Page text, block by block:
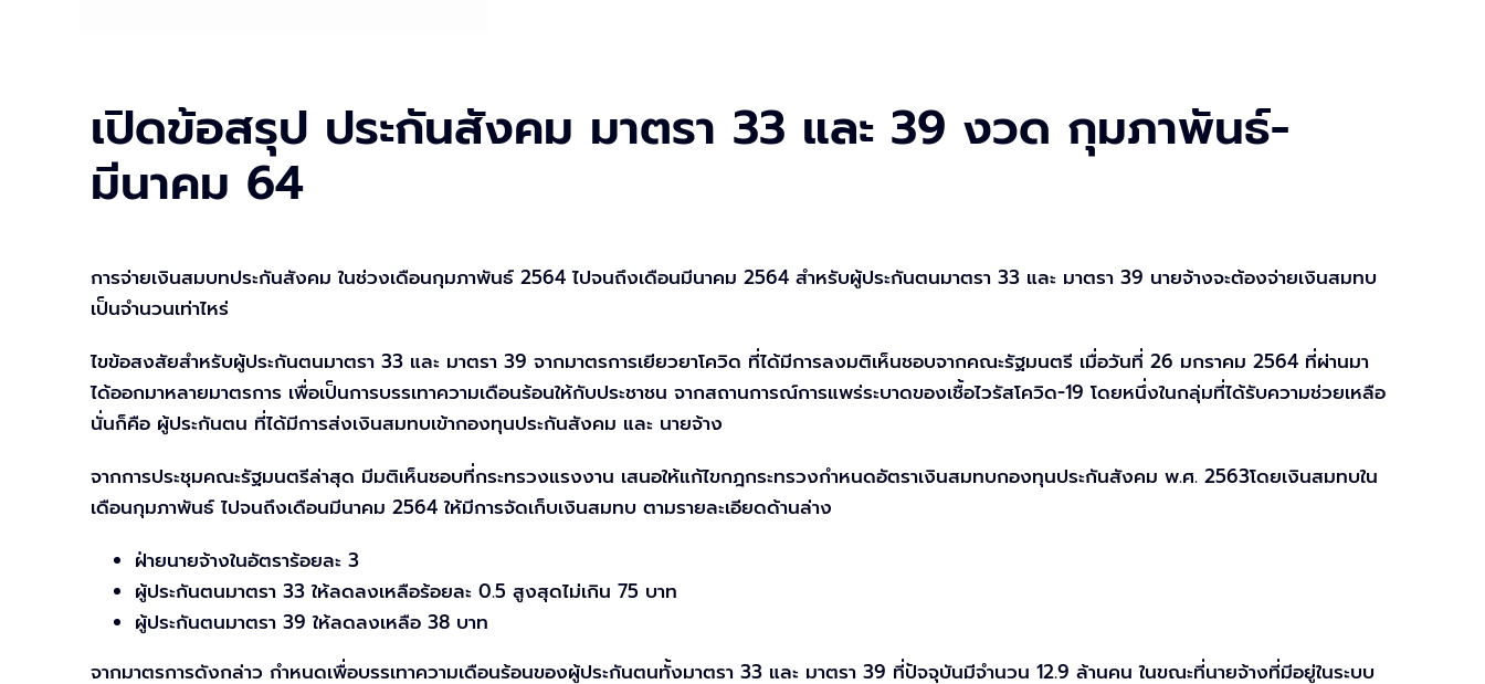
เปิดข้อสรุป ประกันสังคม มาตรา 33 และ 39 งวด กุมภาพันธ์-
มีนาคม 64
การจ่ายเงินสมบทประกันสังคม ในช่วงเดือนกุมภาพันธ์ 2564 ไปจนถึงเดือนมีนาคม 2564 สำหรับผู้ประกันตนมาตรา 33 และ มาตรา 39 นายจ้างจะต้องจ่ายเงินสมทบ
เป็นจำนวนเท่าไหร่
ไขข้อสงสัยสำหรับผู้ประกันตนมาตรา 33 และ มาตรา 39 จากมาตรการเยียวยาโควิด ที่ได้มีการลงมติเห็นชอบจากคณะรัฐมนตรี เมื่อวันที่ 26 มกราคม 2564 ที่ผ่านมา
ได้ออกมาหลายมาตรการ เพื่อเป็นการบรรเทาความเดือนร้อนให้กับประชาชน จากสถานการณ์การแพร่ระบาดของเชื้อไวรัสโควิด-19 โดยหนึ่งในกลุ่มที่ได้รับความช่วยเหลือ
นั่นก็คือ ผู้ประกันตน ที่ได้มีการส่งเงินสมทบเข้ากองทุนประกันสังคม และ นายจ้าง
จากการประชุมคณะรัฐมนตรีล่าสุด มีมติเห็นชอบที่กระทรวงแรงงาน เสนอให้แก้ไขกฎกระทรวงกำหนดอัตราเงินสมทบกองทุนประกันสังคม พ.ศ. 2563โดยเงินสมทบใน
เดือนกุมภาพันธ์ ไปจนถึงเดือนมีนาคม 2564 ให้มีการจัดเก็บเงินสมทบ ตามรายละเอียดด้านล่าง
ฝ่ายนายจ้างในอัตราร้อยละ 3
ผู้ประกันตนมาตรา 33 ให้ลดลงเหลือร้อยละ 0.5 สูงสุดไม่เกิน 75 บาท
ผู้ประกันตนมาตรา 39 ให้ลดลงเหลือ 38 บาท
จากมาตรการดังกล่าว กำหนดเพื่อบรรเทาความเดือนร้อนของผู้ประกันตนทั้งมาตรา 33 และ มาตรา 39 ที่ปัจจุบันมีจำนวน 12.9 ล้านคน ในขณะที่นายจ้างที่มีอยู่ในระบบ